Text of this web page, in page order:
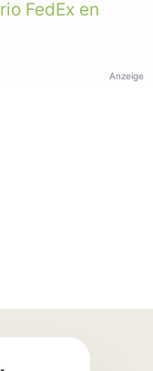
FedEx en
Anzeige